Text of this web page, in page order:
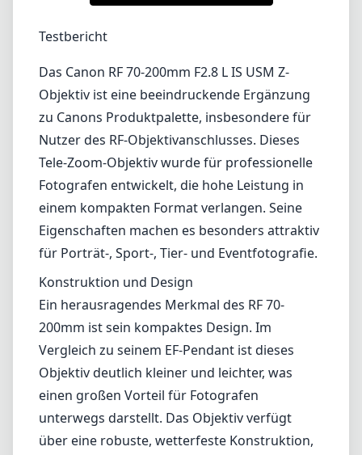
PREIS PRÜFEN BEI AMAZON
Testbericht
Das Canon RF 70-200mm F2.8 L IS USM Z-
Objektiv ist eine beeindruckende Ergänzung
zu Canons Produktpalette, insbesondere für
Nutzer des RF-Objektivanschlusses. Dieses
Tele-Zoom-Objektiv wurde für professionelle
Fotografen entwickelt, die hohe Leistung in
einem kompakten Format verlangen. Seine
Eigenschaften machen es besonders attraktiv